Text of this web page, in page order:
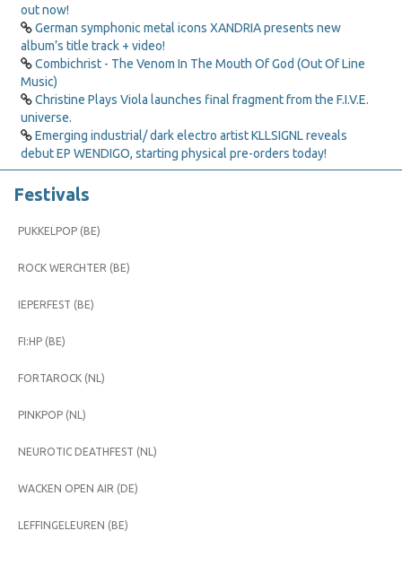
out now!
German symphonic metal icons XANDRIA presents new
album’s title track + video!
Combichrist - The Venom In The Mouth Of God (Out Of Line
Music)
Christine Plays Viola launches final fragment from the F.I.V.E.
universe.
Emerging industrial/ dark electro artist KLLSIGNL reveals
debut EP WENDIGO, starting physical pre-orders today!
Festivals
PUKKELPOP (BE)
ROCK WERCHTER (BE)
IEPERFEST (BE)
FI:HP (BE)
FORTAROCK (NL)
PINKPOP (NL)
NEUROTIC DEATHFEST (NL)
WACKEN OPEN AIR (DE)
LEFFINGELEUREN (BE)